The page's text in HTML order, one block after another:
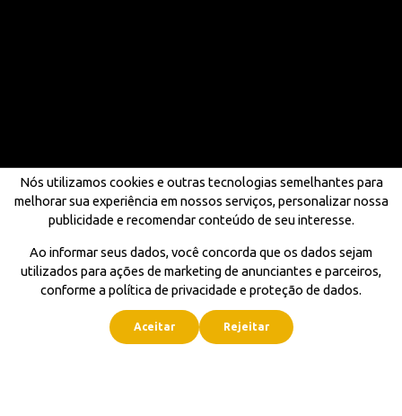
Nós utilizamos cookies e outras tecnologias semelhantes para
melhorar sua experiência em nossos serviços, personalizar nossa
publicidade e recomendar conteúdo de seu interesse.
Ao informar seus dados, você concorda que os dados sejam
utilizados para ações de marketing de anunciantes e parceiros,
conforme a política de privacidade e proteção de dados.
Aceitar Rejeitar